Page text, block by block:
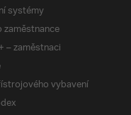
systémy
zaměstnance
– zaměstnaci
vybavení